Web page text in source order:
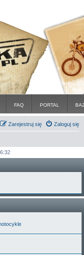
FAQ PORTAL
Zaloguj się
Zarejestruj się